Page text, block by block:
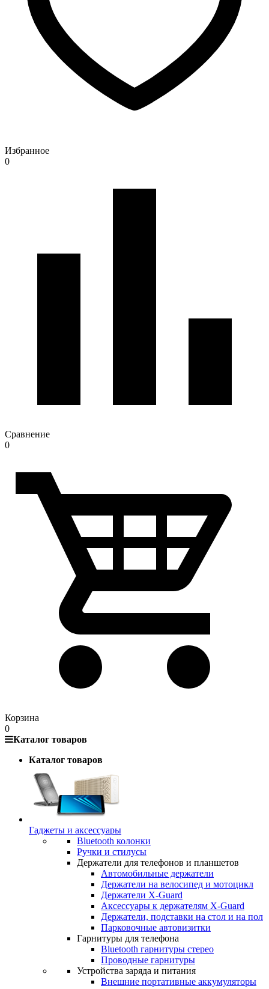
Избранное
0
Сравнение
0
Корзина
0
Каталог товаров
Каталог товаров
Гаджеты и аксессуары
Bluetooth колонки
Ручки и стилусы
Держатели для телефонов и планшетов
Автомобильные держатели
Держатели на велосипед и мотоцикл
Держатели X-Guard
Аксессуары к держателям X-Guard
Держатели, подставки на стол и на пол
Парковочные автовизитки
Гарнитуры для телефона
Bluetooth гарнитуры стерео
Проводные гарнитуры
Устройства заряда и питания
Внешние портативные аккумуляторы